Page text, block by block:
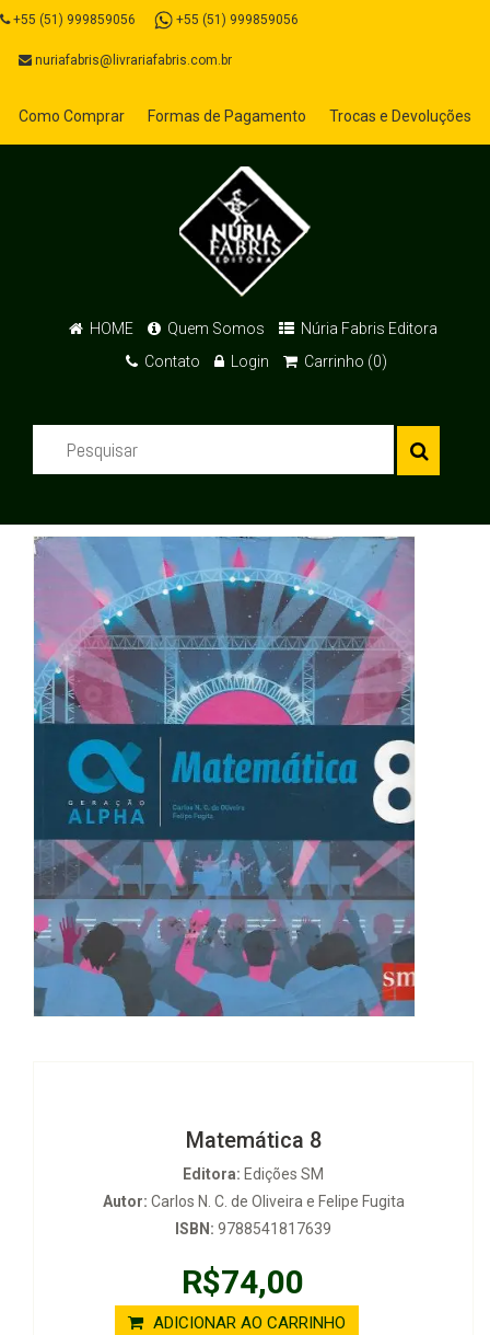
+55 (51) 999859056 +55 (51) 999859056
nuriafabris@livrariafabris.com.br
Como Comprar Formas de Pagamento Trocas e Devoluções
HOME Quem Somos
Núria Fabris Editora
Contato
Login Carrinho (0)
Matemática 8
Editora: Edições SM
Autor: Carlos N. C. de Oliveira e Felipe Fugita
ISBN: 9788541817639
R$74,00
ADICIONAR AO CARRINHO